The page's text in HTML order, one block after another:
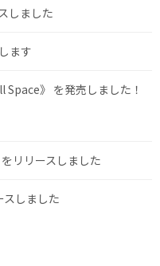
しました
ます
Space》 を発売しました！
リリースしました
スしました